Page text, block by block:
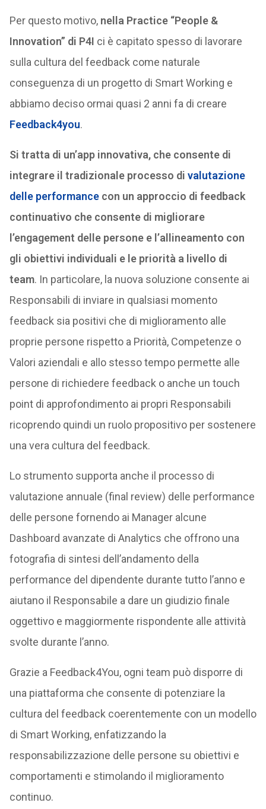
Per questo motivo, nella Practice “People &
Innovation” di P4I ci è capitato spesso di lavorare
sulla cultura del feedback come naturale
conseguenza di un progetto di Smart Working e
abbiamo deciso ormai quasi 2 anni fa di creare
Feedback4you.
Si tratta di un’app innovativa, che consente di
integrare il tradizionale processo di valutazione
delle performancecon un approccio di feedback
continuativo che consente di migliorare
l’engagement delle persone e l’allineamento con
gli obiettivi individuali e le priorità a livello di
team. In particolare, la nuova soluzione consente ai
Responsabili di inviare in qualsiasi momento
feedback sia positivi che di miglioramento alle
proprie persone rispetto a Priorità, Competenze o
Valori aziendali e allo stesso tempo permette alle
persone di richiedere feedback o anche un touch
point di approfondimento ai propri Responsabili
ricoprendo quindi un ruolo propositivo per sostenere
una vera cultura del feedback.
Lo strumento supporta anche il processo di
valutazione annuale (final review) delle performance
delle persone fornendo ai Manager alcune
Dashboard avanzate di Analytics che offrono una
fotografia di sintesi dell’andamento della
performance del dipendente durante tutto l’anno e
aiutano il Responsabile a dare un giudizio finale
oggettivo e maggiormente rispondente alle attività
svolte durante l’anno.
Grazie a Feedback4You, ogni team può disporre di
una piattaforma che consente di potenziare la
cultura del feedback coerentemente con un modello
di Smart Working, enfatizzando la
responsabilizzazione delle persone su obiettivi e
comportamenti e stimolando il miglioramento
continuo.